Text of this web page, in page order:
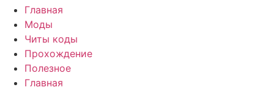
Главная
Моды
Читы коды
Прохождение
Полезное
Главная